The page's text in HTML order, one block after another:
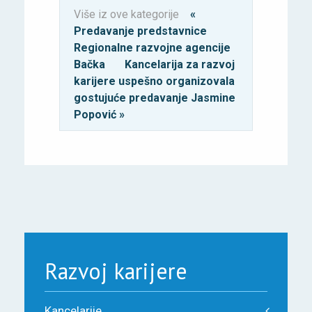
Više iz ove kategorije
«
Predavanje predstavnice
Regionalne razvojne agencije
Bačka
Kancelarija za razvoj
karijere uspešno organizovala
gostujuće predavanje Jasmine
Popović »
Razvoj karijere